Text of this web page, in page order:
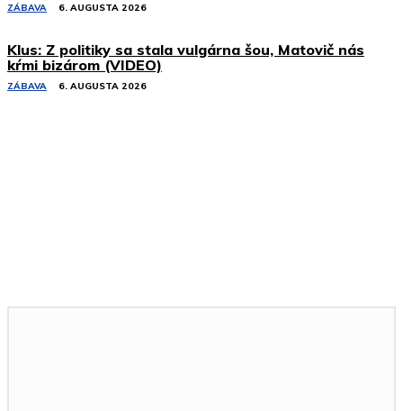
ZÁBAVA 6. AUGUSTA 2026
Klus: Z politiky sa stala vulgárna šou, Matovič nás
kŕmi bizárom (VIDEO)
ZÁBAVA 6. AUGUSTA 2026